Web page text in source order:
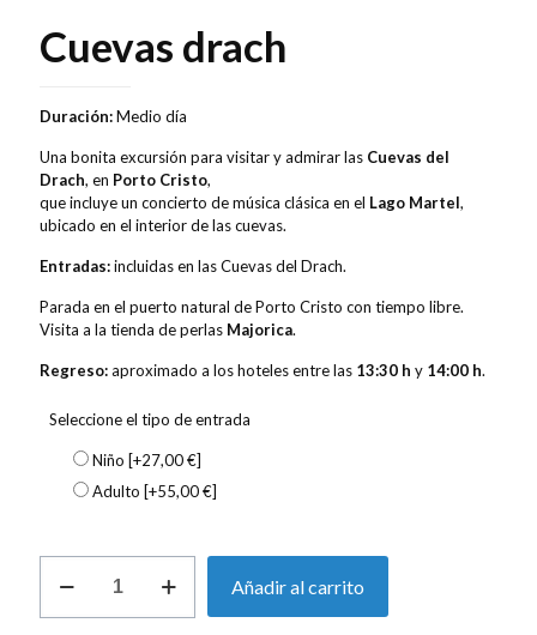
Cuevas drach
Duración:Medio día
Una bonita excursión para visitar y admirar las Cuevas del
Drach, en Porto Cristo,
que incluye un concierto de música clásica en el Lago Martel,
ubicado en el interior de las cuevas.
Entradas:incluidas en las Cuevas del Drach.
Parada en el puerto natural de Porto Cristo con tiempo libre.
Visita a la tienda de perlas Majorica.
Regreso:aproximado a los hoteles entre las 13:30 h y 14:00 h.
Seleccione el tipo de entrada
Niño [+27,00 €]
Adulto [+55,00 €]
drach
Añadir al carrito